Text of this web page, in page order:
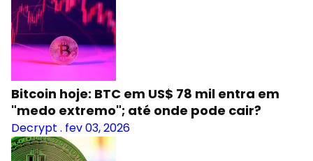
Bitcoin hoje: BTC em US$ 78 mil entra em
"medo extremo"; até onde pode cair?
Decrypt . fev 03, 2026